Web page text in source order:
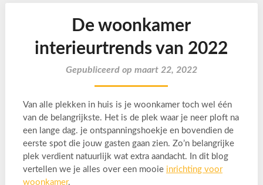
De woonkamer
interieurtrends van 2022
Gepubliceerd op maart 22, 2022
Van alle plekken in huis is je woonkamer toch wel één
van de belangrijkste. Het is de plek waar je neer ploft na
een lange dag. je ontspanningshoekje en bovendien de
eerste spot die jouw gasten gaan zien. Zo’n belangrijke
plek verdient natuurlijk wat extra aandacht. In dit blog
vertellen we je alles over een mooie inrichting voor
woonkamer.